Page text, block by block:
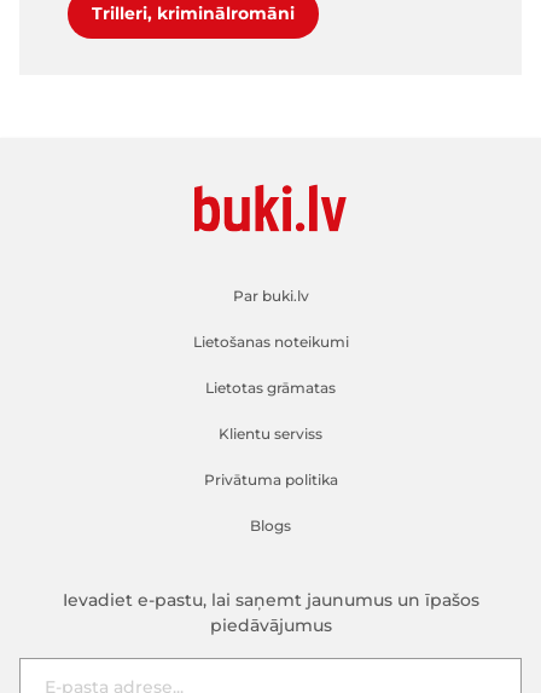
Trilleri, kriminālromāni
Par buki.lv
Lietošanas noteikumi
Lietotas grāmatas
Klientu serviss
Privātuma politika
Blogs
Ievadiet e-pastu, lai saņemt jaunumus un īpašos
piedāvājumus